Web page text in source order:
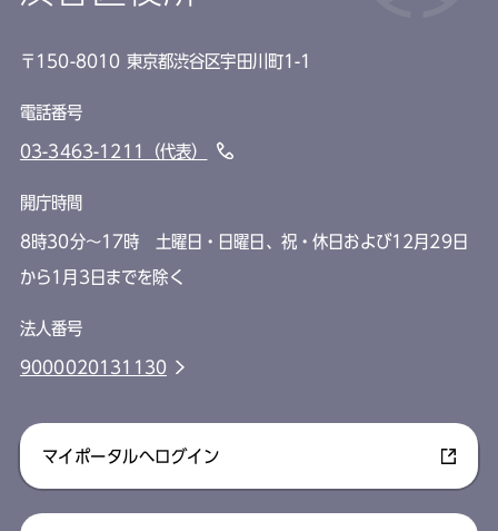
〒150-8010 東京都渋谷区宇田川町1-1
電話番号
03-3463-1211（代表）
開庁時間
8時30分～17時 土曜日・日曜日、祝・休日および12月29日
から1月3日までを除く
法人番号
9000020131130
マイポータルへログイン